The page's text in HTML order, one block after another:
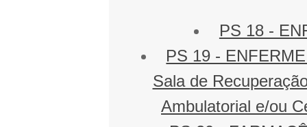
PS 18 -
PS 19 -
Sala de
Ambulatorial e/ou